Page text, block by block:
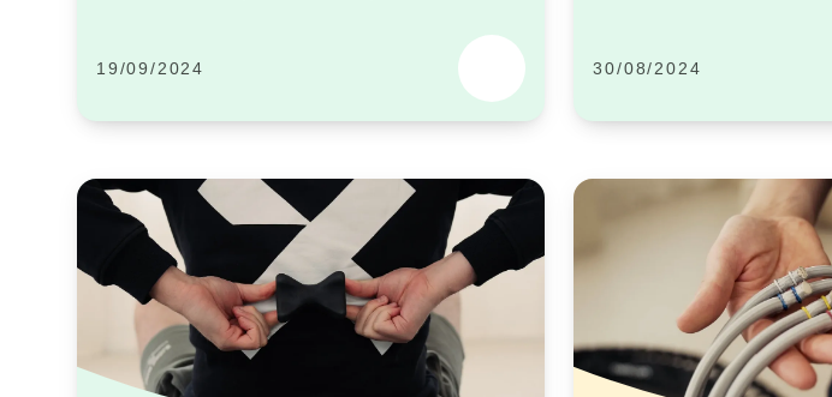
19/09/2024 30/08/2024